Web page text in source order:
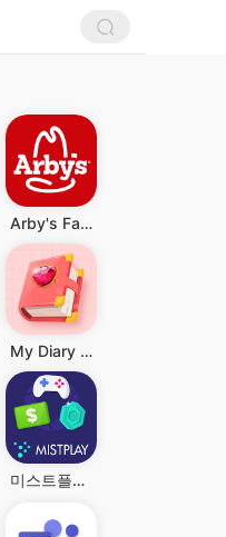
Arby's Fast Food Sandwiches
My Diary - Diary With Lock
미스트플레이 – 게임 플레이하고 리워드까지 받으세요